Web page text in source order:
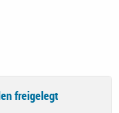
freigelegt